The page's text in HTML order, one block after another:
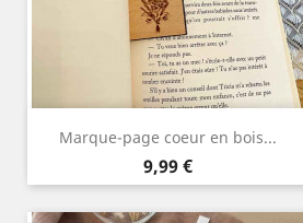
Marque-page coeur en bois...
Prix
9,99 €